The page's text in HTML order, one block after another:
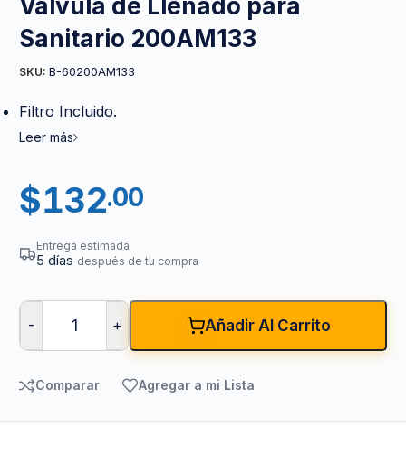
Válvula de Llenado para
Sanitario 200AM133
SKU: B-60200AM133
Filtro Incluido.
Leer más
$132.00
Entrega estimada
5 días después de tu compra
- + Añadir Al Carrito
Comparar Agregar a mi Lista